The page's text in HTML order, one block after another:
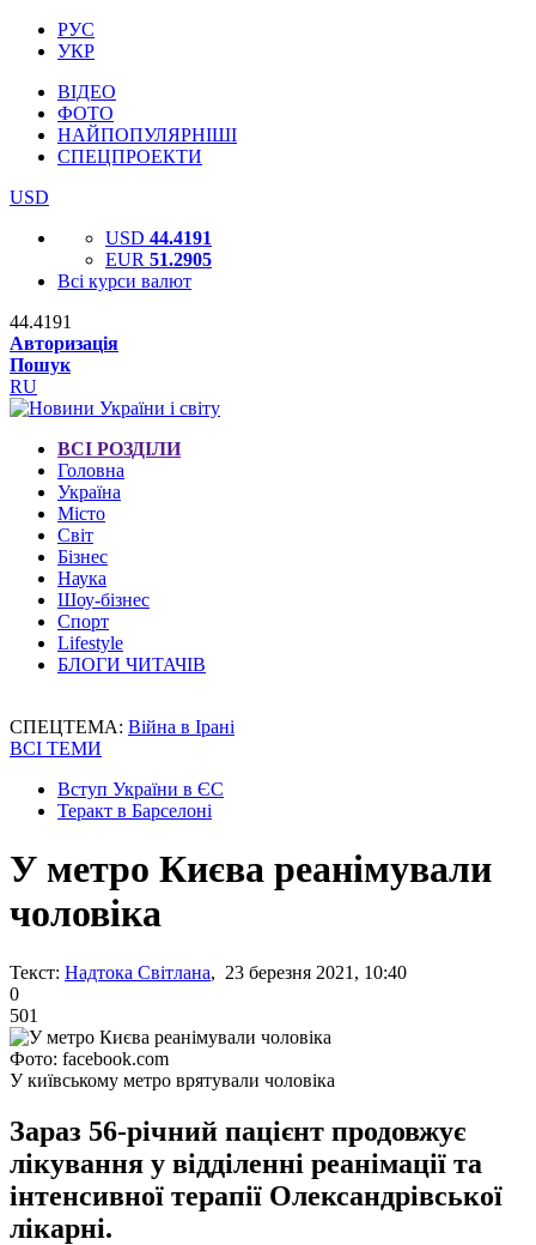
РУС
УКР
ВІДЕО
ФОТО
НАЙПОПУЛЯРНІШІ
СПЕЦПРОЕКТИ
USD
USD 44.4191
EUR 51.2905
Всі курси валют
44.4191
Авторизація
Пошук
RU
ВСІ РОЗДІЛИ
Головна
Україна
Місто
Світ
Бізнес
Наука
Шоу-бізнес
Спорт
Lifestyle
БЛОГИ ЧИТАЧІВ
СПЕЦТЕМА: Війна в Ірані
ВСІ ТЕМИ
Вступ України в ЄС
Теракт в Барселоні
У метро Києва реанімували
чоловіка
Текст: Надтока Світлана, 23 березня 2021, 10:40
0
501
Фото: facebook.com
У київському метро врятували чоловіка
Зараз 56-річний пацієнт продовжує
лікування у відділенні реанімації та
інтенсивної терапії Олександрівської
лікарні.